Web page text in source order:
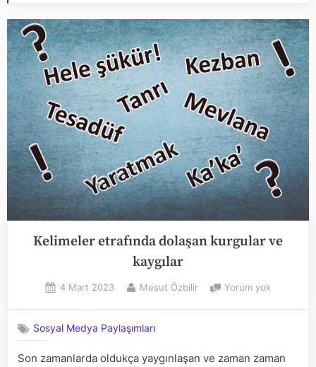
Kelimeler etrafında dolaşan kurgular ve
kaygılar
Posted
4 Mart 2023 By
Mesut Özbilir Yorum yok
kaygılar
Sosyal Medya Paylaşımları
Son zamanlarda oldukça yaygınlaşan ve zaman zaman